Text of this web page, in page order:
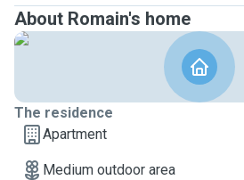
About Romain's home
The residence
Apartment
Medium outdoor area